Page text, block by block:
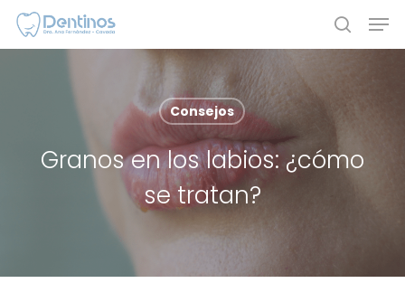
Skip
Consejos
Granos en los labios: ¿cómo
se tratan?